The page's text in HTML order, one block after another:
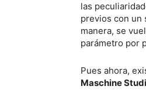
las
previos con un
manera, se
parámetro por
Pues ahora,
Maschine